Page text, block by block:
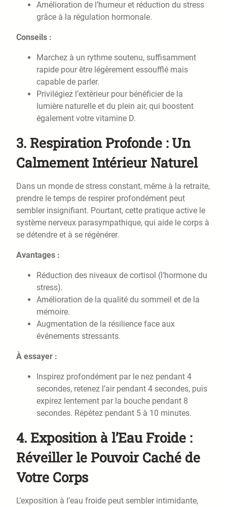
Amélioration de l’humeur et réduction du stress
grâce à la régulation hormonale.
Conseils :
Marchez à un rythme soutenu, suffisamment
rapide pour être légèrement essoufflé mais
capable de parler.
Privilégiez l’extérieur pour bénéficier de la
lumière naturelle et du plein air, qui boostent
également votre vitamine D.
3. Respiration Profonde : Un
Calmement Intérieur Naturel
Dans un monde de stress constant, même à la retraite,
prendre le temps de respirer profondément peut
sembler insignifiant. Pourtant, cette pratique active le
système nerveux parasympathique, qui aide le corps à
se détendre et à se régénérer.
Avantages :
Réduction des niveaux de cortisol (l’hormone du
stress).
Amélioration de la qualité du sommeil et de la
mémoire.
Augmentation de la résilience face aux
événements stressants.
À essayer :
Inspirez profondément par le nez pendant 4
secondes, retenez l’air pendant 4 secondes, puis
expirez lentement par la bouche pendant 8
secondes. Répétez pendant 5 à 10 minutes.
4. Exposition à l’Eau Froide :
Réveiller le Pouvoir Caché de
Votre Corps
L’exposition à l’eau froide peut sembler intimidante,